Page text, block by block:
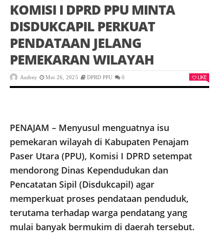
KOMISI I DPRD PPU MINTA
DISDUKCAPIL PERKUAT
PENDATAAN JELANG
PEMEKARAN WILAYAH
Audrey Mei 26, 2025 DPRD PPU 0 LIKE
PENAJAM – Menyusul menguatnya isu
pemekaran wilayah di Kabupaten Penajam
Paser Utara (PPU), Komisi I DPRD setempat
mendorong Dinas Kependudukan dan
Pencatatan Sipil (Disdukcapil) agar
memperkuat proses pendataan penduduk,
terutama terhadap warga pendatang yang
mulai banyak bermukim di daerah tersebut.